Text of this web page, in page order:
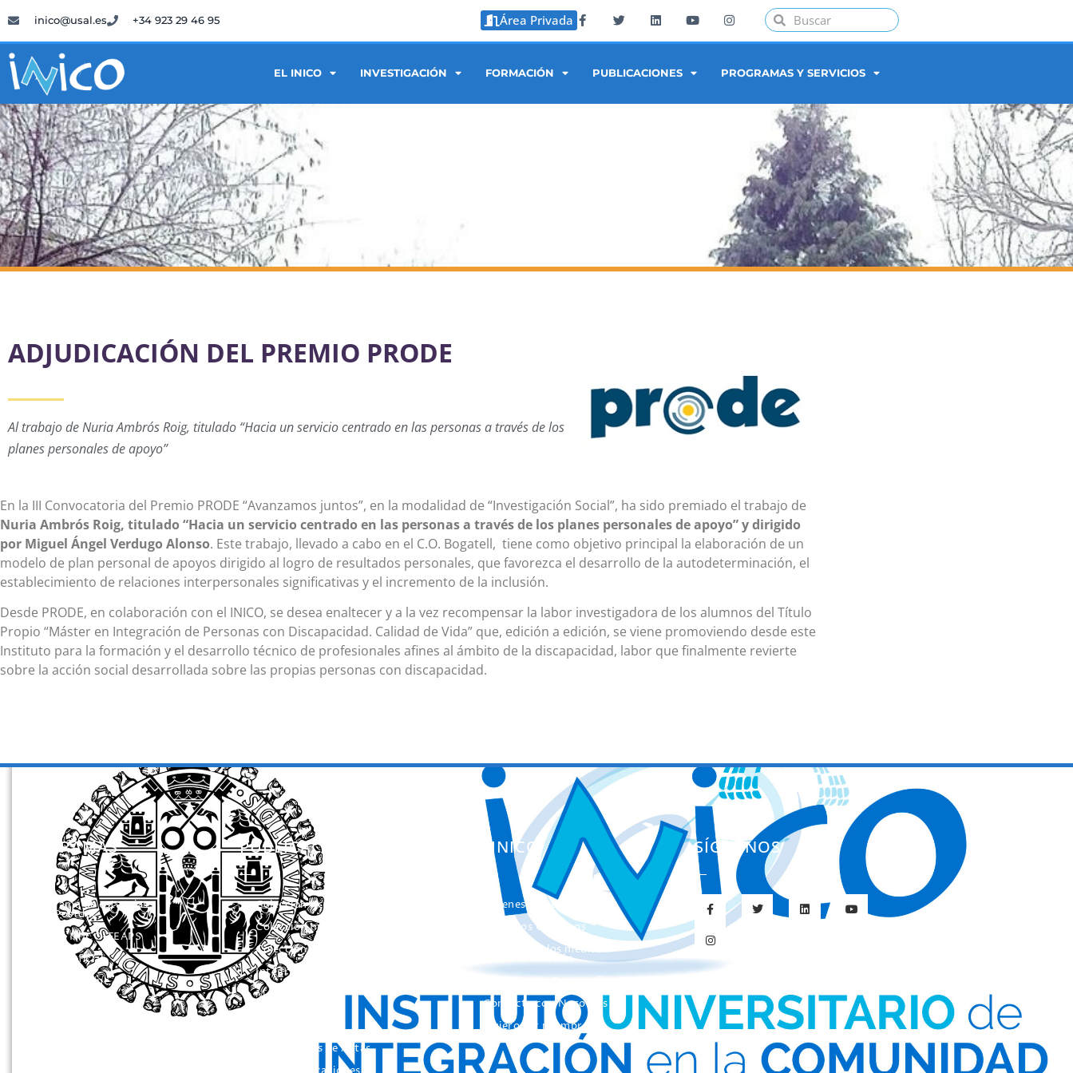
inico@usal.es +34 923 29 46 95 Área Privada
EL INICO INVESTIGACIÓN FORMACIÓN PUBLICACIONES PROGRAMAS Y SERVICIOS
ADJUDICACIÓN DEL PREMIO PRODE
Al trabajo de Nuria Ambrós Roig, titulado “Hacia un servicio centrado en las personas a través de los
planes personales de apoyo”
En la III Convocatoria del Premio PRODE “Avanzamos juntos”, en la modalidad de “Investigación Social”, ha sido premiado el trabajo de
Nuria Ambrós Roig, titulado “Hacia un servicio centrado en las personas a través de los planes personales de apoyo” y dirigido
por Miguel Ángel Verdugo Alonso. Este trabajo, llevado a cabo en el C.O. Bogatell, tiene como objetivo principal la elaboración de un
modelo de plan personal de apoyos dirigido al logro de resultados personales, que favorezca el desarrollo de la autodeterminación, el
establecimiento de relaciones interpersonales significativas y el incremento de la inclusión.
Desde PRODE, en colaboración con el INICO, se desea enaltecer y a la vez recompensar la labor investigadora de los alumnos del Título
Propio “Máster en Integración de Personas con Discapacidad. Calidad de Vida” que, edición a edición, se viene promoviendo desde este
Instituto para la formación y el desarrollo técnico de profesionales afines al ámbito de la discapacidad, labor que finalmente revierte
sobre la acción social desarrollada sobre las propias personas con discapacidad.
PROGRAMAS
Programa de estancias
Doc/Postdoc
Máster INICO-FEAPS
Máster Oficial
Máster On Line
PUBLICACIONES
Colección Actas
Colección Investigación
Colección Herramientas
Integra
Manuales
Otros Libros de Actas
EL INICO
Quienes somos
Nuestros Objetivos
El INICO en los medios
de Comunicación
Contacta con Nosotros
Quiero ser miembro de
SÍGUENOS